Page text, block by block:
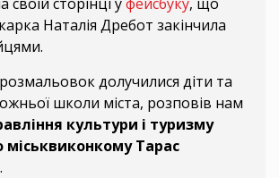
Наталія Дребот закінчила
долучилися діти та
школи міста, розповів нам
культури і туризму
міськвиконкому Тарас
.